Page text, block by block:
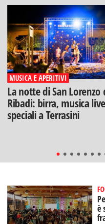
MUSICA E APERITIVI
La notte di San Lorenzo
Ribadi: birra, musica
speciali a Terrasini
è